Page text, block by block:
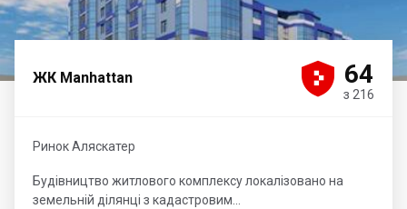
ЖК Manhattan 



 64
з 216
Ринок Аляскатер
Будівництво житлового комплексу локалізовано на
земельній ділянці з кадастровим...